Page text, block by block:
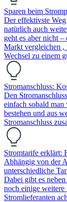
Sparen beim
Der effektivste
natürlich auch
geht es aber nicht
Markt vergleichen ,
Wechsel zu einem
Stromanschluss:
Den
einfach sobald man
bestehen und aus
Stromanschluss
Stromtarife erklärt:
Abhängig von der
unterschiedliche
Dabei gibt es
noch einige
Stromlieferanten